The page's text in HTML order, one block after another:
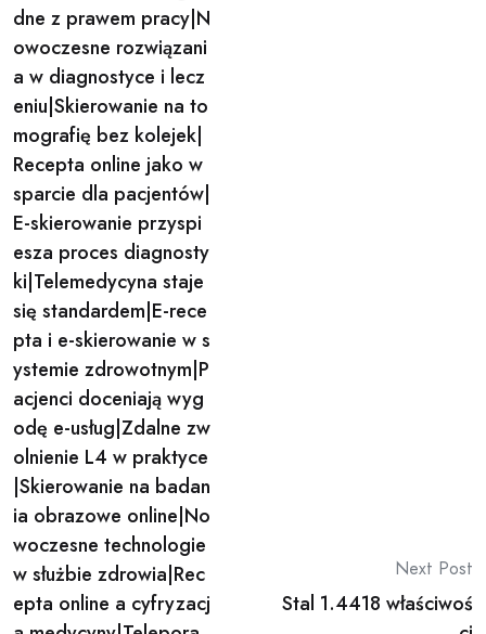
dne z prawem pracy|N
owoczesne rozwiązani
a w diagnostyce i lecz
eniu|Skierowanie na to
mografię bez kolejek|
Recepta online jako w
sparcie dla pacjentów|
E-skierowanie przyspi
esza proces diagnosty
ki|Telemedycyna staje
się standardem|E-rece
pta i e-skierowanie w s
ystemie zdrowotnym|P
acjenci doceniają wyg
odę e-usług|Zdalne zw
olnienie L4 w praktyce
|Skierowanie na badan
ia obrazowe online|No
woczesne technologie
w służbie zdrowia|Rec
epta online a cyfryzacj
Next Post
Stal 1.4418 właściwoś